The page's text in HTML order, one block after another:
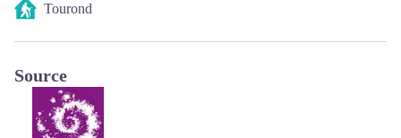
Tourond
Source